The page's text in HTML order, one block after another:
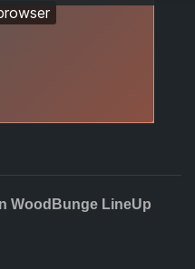
WoodBunge LineUp